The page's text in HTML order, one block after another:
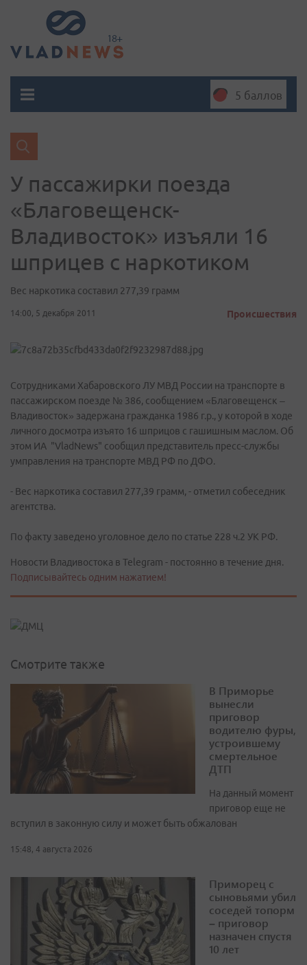
5 баллов
У пассажирки поезда
«Благовещенск-
Владивосток» изъяли 16
шприцев с наркотиком
Вес наркотика составил 277,39 грамм
14:00, 5 декабря 2011 Происшествия
Сотрудниками Хабаровского ЛУ МВД России на транспорте в
пассажирском поезде № 386, сообщением «Благовещенск –
Владивосток» задержана гражданка 1986 г.р., у которой в ходе
личного досмотра изъято 16 шприцов с гашишным маслом. Об
этом ИА "VladNews" сообщил представитель пресс-службы
умправления на транспорте МВД РФ по ДФО.
- Вес наркотика составил 277,39 грамм, - отметил собеседник
агентства.
По факту заведено уголовное дело по статье 228 ч.2 УК РФ.
Новости Владивостока в Telegram - постоянно в течение дня.
Подписывайтесь одним нажатием!
Смотрите также
В Приморье
вынесли
приговор
водителю фуры,
устроившему
смертельное
ДТП
На данный момент
приговор еще не
вступил в законную силу и может быть обжалован
15:48, 4 августа 2026
Приморец с
сыновьями убил
соседей топорм
– приговор
назначен спустя
10 лет